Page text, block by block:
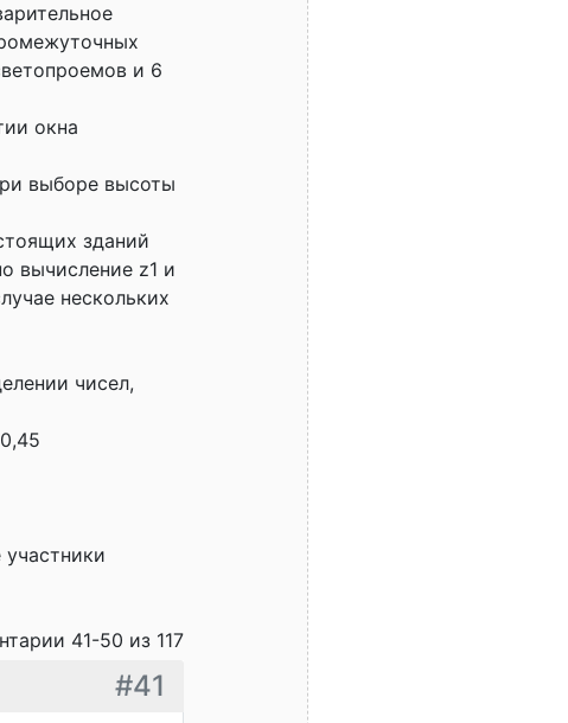
и 6
окна
выборе высоты
зданий
вычисление z1 и
нескольких
чисел,
41-50 из 117
#41